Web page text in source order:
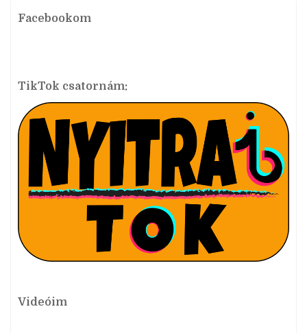
Facebookom
TikTok csatornám:
Videóim